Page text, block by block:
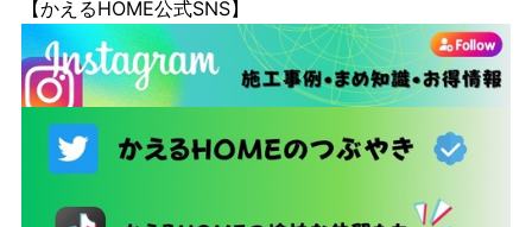
【かえるHOME公式SNS】